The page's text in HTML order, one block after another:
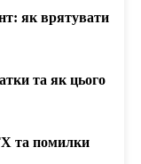
як врятувати
та як цього
та помилки